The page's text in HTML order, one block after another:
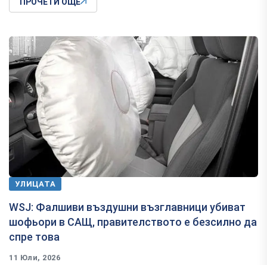
УЛИЦАТА
WSJ: Фалшиви въздушни възглавници убиват
шофьори в САЩ, правителството е безсилно да
спре това
11 Юли, 2026